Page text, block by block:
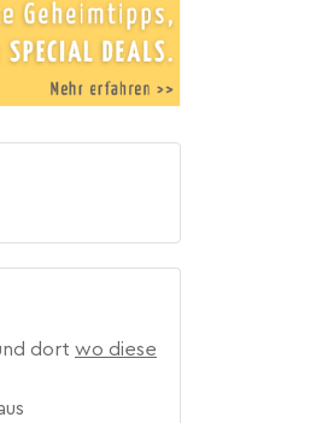
dort wo diese